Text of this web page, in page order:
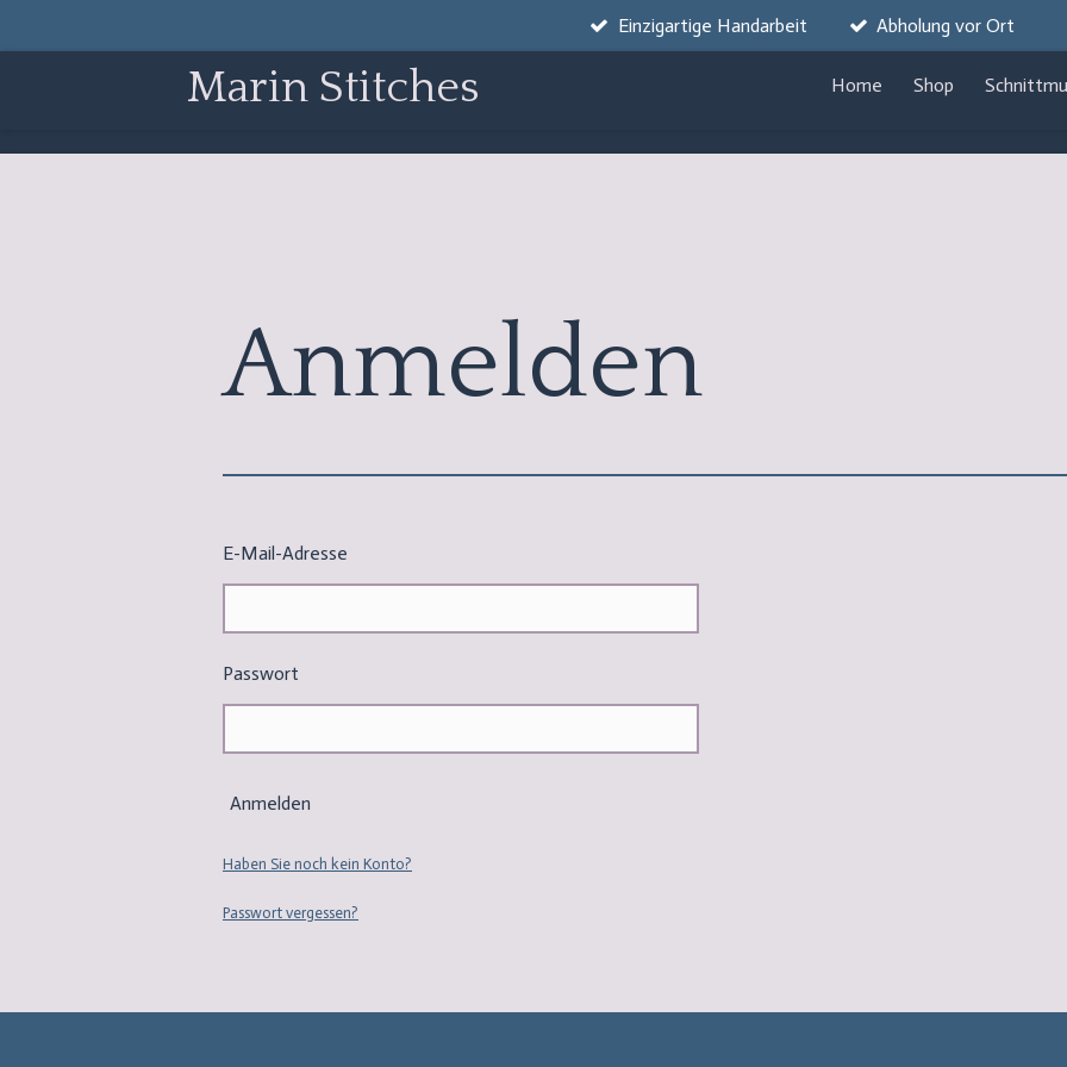
Einzigartige Handarbeit Abholung vor Ort
Marin Stitches Home Shop
Anmelden
E-Mail-Adresse
Passwort
Anmelden
Haben Sie noch kein Konto?
Passwort vergessen?